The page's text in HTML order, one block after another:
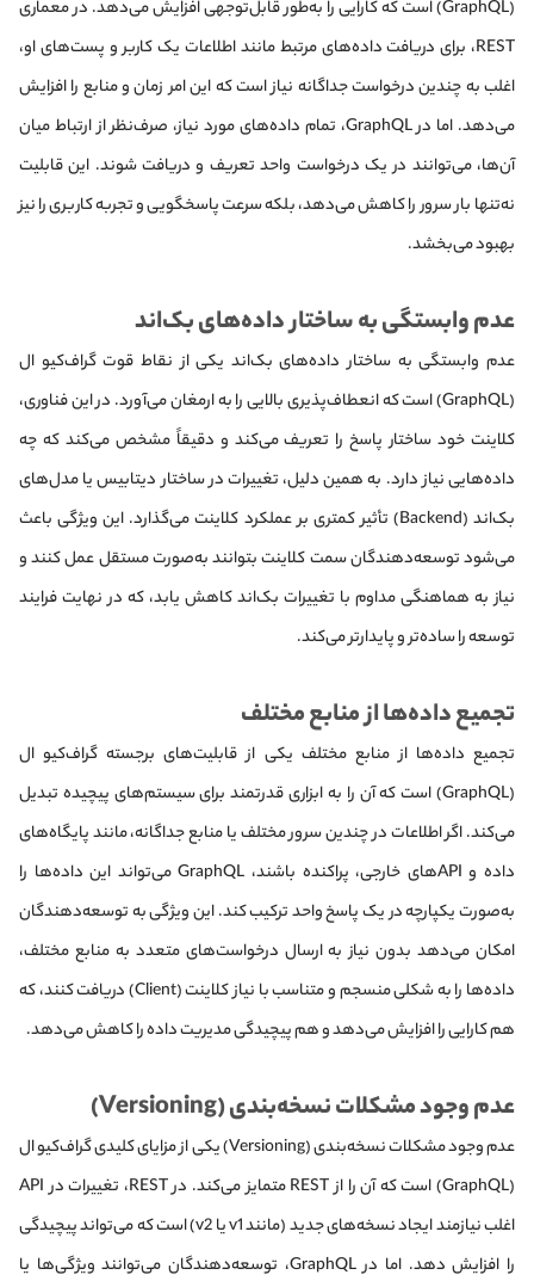
(GraphQL) است که کارایی را به‌طور قابل‌توجهی افزایش می‌دهد. در معماری
REST، برای دریافت داده‌های مرتبط مانند اطلاعات یک کاربر و پست‌های او،
اغلب به چندین درخواست جداگانه نیاز است که این امر زمان و منابع را افزایش
می‌دهد. اما در GraphQL، تمام داده‌های مورد نیاز، صرف‌نظر از ارتباط میان
آن‌ها، می‌توانند در یک درخواست واحد تعریف و دریافت شوند. این قابلیت
نه‌تنها بار سرور را کاهش می‌دهد، بلکه سرعت پاسخگویی و تجربه کاربری را نیز
بهبود می‌بخشد.
عدم وابستگی به ساختار داده‌های بک‌اند
عدم وابستگی به ساختار داده‌های بک‌اند یکی از نقاط قوت گراف‌کیو ال
(GraphQL) است که انعطاف‌پذیری بالایی را به ارمغان می‌آورد. در این فناوری،
کلاینت خود ساختار پاسخ را تعریف می‌کند و دقیقاً مشخص می‌کند که چه
داده‌هایی نیاز دارد. به همین دلیل، تغییرات در ساختار دیتابیس یا مدل‌های
بک‌اند (Backend) تأثیر کمتری بر عملکرد کلاینت می‌گذارد. این ویژگی باعث
می‌شود توسعه‌دهندگان سمت کلاینت بتوانند به‌صورت مستقل عمل کنند و
نیاز به هماهنگی مداوم با تغییرات بک‌اند کاهش یابد، که در نهایت فرایند
توسعه را ساده‌تر و پایدارتر می‌کند.
تجمیع داده‌ها از منابع مختلف
تجمیع داده‌ها از منابع مختلف یکی از قابلیت‌های برجسته گراف‌کیو ال
(GraphQL) است که آن را به ابزاری قدرتمند برای سیستم‌های پیچیده تبدیل
می‌کند. اگر اطلاعات در چندین سرور مختلف یا منابع جداگانه، مانند پایگاه‌های
داده و APIهای خارجی، پراکنده باشند، GraphQL می‌تواند این داده‌ها را
به‌صورت یکپارچه در یک پاسخ واحد ترکیب کند. این ویژگی به توسعه‌دهندگان
امکان می‌دهد بدون نیاز به ارسال درخواست‌های متعدد به منابع مختلف،
داده‌ها را به شکلی منسجم و متناسب با نیاز کلاینت (Client) دریافت کنند، که
هم کارایی را افزایش می‌دهد و هم پیچیدگی مدیریت داده را کاهش می‌دهد.
عدم وجود مشکلات نسخه‌بندی (Versioning)
عدم وجود مشکلات نسخه‌بندی (Versioning) یکی از مزایای کلیدی گراف‌کیو ال
(GraphQL) است که آن را از REST متمایز می‌کند. در REST، تغییرات در API
اغلب نیازمند ایجاد نسخه‌های جدید (مانند v1 یا v2) است که می‌تواند پیچیدگی
را افزایش دهد. اما در GraphQL، توسعه‌دهندگان می‌توانند ویژگی‌ها یا